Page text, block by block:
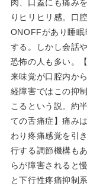
肉、口蓋にも痛み
りヒリヒリ感。口
ONOFFがあり睡
する。しかし会話
恐怖の人も多い。
来味覚が口腔内か
経障害ではこの抑
こるという説。約
ての舌痛症】痛み
わり疼痛感覚を引
行する調節機構も
らが障害されると
と下行性疼痛抑制